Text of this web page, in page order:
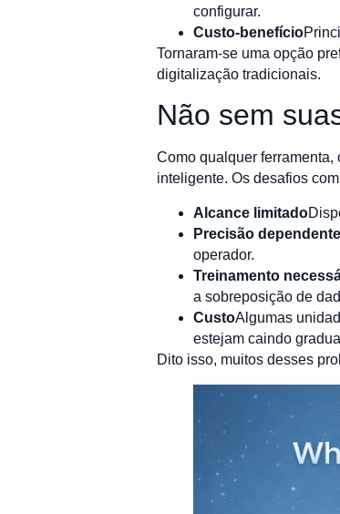
configurar.
Custo-benefício
Tornaram-se uma opção
digitalização tradicionais.
Não sem
Como qualquer
inteligente. Os desafios
Alcance limitado
Precisão
operador.
Treinamento
a sobreposição de
CustoAlgumas
estejam caindo
Dito isso, muitos desses